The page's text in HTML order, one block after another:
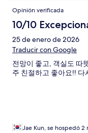
Opinión verificada
10/10
25 de enero de 2026
Traducir con Google
전망이 좋고, 객실도 따
주 친절하고 좋아요!! 다
Jae Kun, se hospedó 2